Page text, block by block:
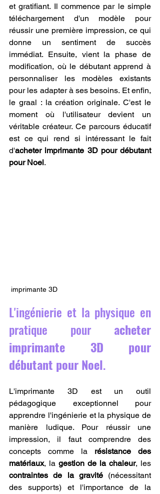
et gratifiant. Il commence par le simple
téléchargement d'un modèle pour
réussir une première impression, ce qui
donne un sentiment de succès
immédiat. Ensuite, vient la phase de
modification, où le débutant apprend à
personnaliser les modèles existants
pour les adapter à ses besoins. Et enfin,
le graal : la création originale. C'est le
moment où l'utilisateur devient un
véritable créateur. Ce parcours éducatif
est ce qui rend si intéressant le fait
d'acheter imprimante 3D pour débutant
pour Noel.
imprimante 3D
L'ingénierie et la physique en
pratique pour acheter
imprimante 3D pour
débutant pour Noel.
L'imprimante 3D est un outil
pédagogique exceptionnel pour
apprendre l'ingénierie et la physique de
manière ludique. Pour réussir une
impression, il faut comprendre des
concepts comme la résistance des
matériaux, la gestion de la chaleur
contraintes de la gravité (nécessitant